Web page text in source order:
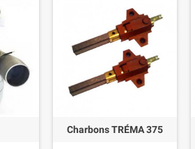
Charbons TRÉMA 375